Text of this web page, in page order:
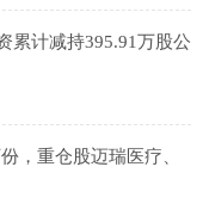
累计减持395.91万股公
，重仓股迈瑞医疗、